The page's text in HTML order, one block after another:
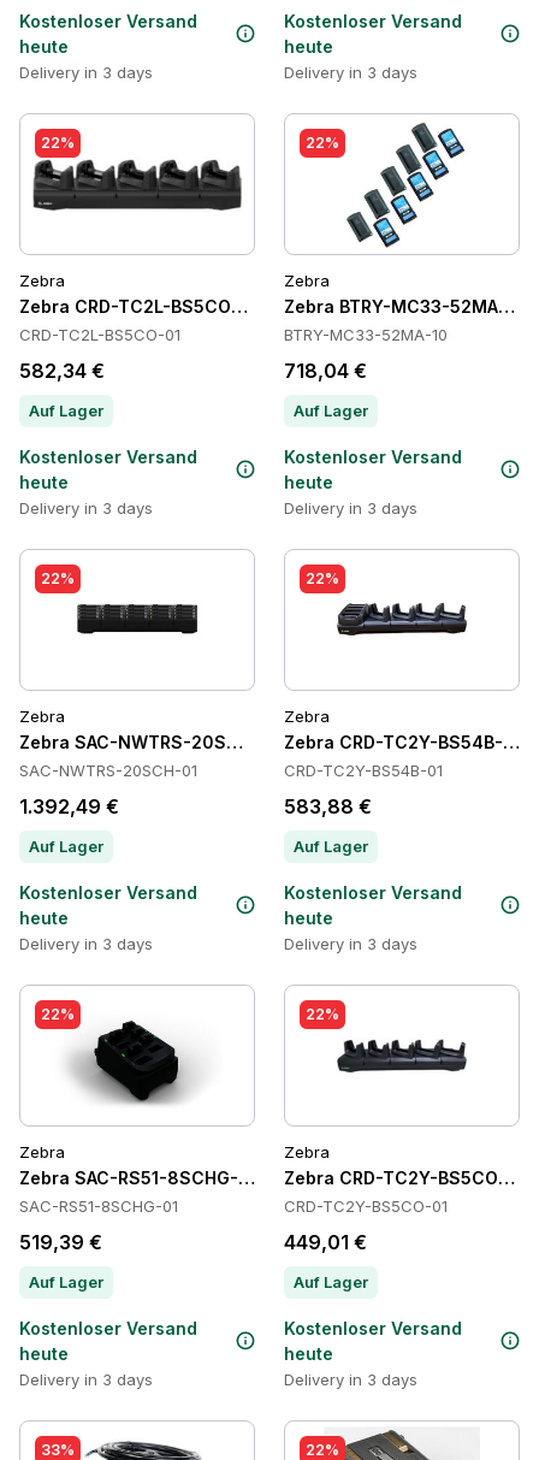
Kostenloser Versand
heute
Delivery in 3 days
Kostenloser Versand
heute
Delivery in 3 days
22%
Zebra
Zebra CRD-TC2L-BS5CO-01 Cradles
CRD-TC2L-BS5CO-01
582,34 €
Auf Lager
Kostenloser Versand
heute
Delivery in 3 days
22%
Zebra
Zebra BTRY-MC33-52MA-10
BTRY-MC33-52MA-10
718,04 €
Auf Lager
Kostenloser Versand
heute
Delivery in 3 days
22%
Zebra
Zebra SAC-NWTRS-20SCH-01 Batteries
SAC-NWTRS-20SCH-01
1.392,49 €
Auf Lager
Kostenloser Versand
heute
Delivery in 3 days
22%
Zebra
Zebra CRD-TC2Y-BS54B-01
CRD-TC2Y-BS54B-01
583,88 €
Auf Lager
Kostenloser Versand
heute
Delivery in 3 days
22%
Zebra
Zebra SAC-RS51-8SCHG-01 Batteries
SAC-RS51-8SCHG-01
519,39 €
Auf Lager
Kostenloser Versand
heute
Delivery in 3 days
22%
Zebra
Zebra CRD-TC2Y-BS5CO-01
CRD-TC2Y-BS5CO-01
449,01 €
Auf Lager
Kostenloser Versand
heute
Delivery in 3 days
33% 22%